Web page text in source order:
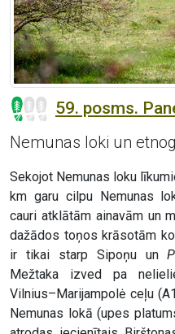
59. posms.
Nemunas loki un
Sekojot Nemunas loku
km garu cilpu Nemunas
cauri atklātām ainavām un
dažādos toņos krāsotām
ir tikai starp Sipoņu un
Mežtaka izved pa
Vilnius–Marijampolė ceļu
Nemunas lokā (upes